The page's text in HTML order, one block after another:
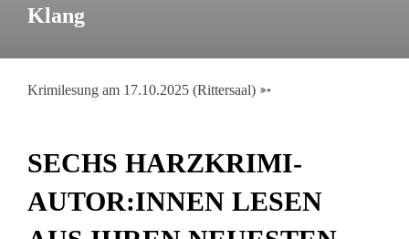
Klang
Krimilesung am 17.10.2025 (Rittersaal) ➳
SECHS HARZKRIMI-
AUTOR:INNEN LESEN